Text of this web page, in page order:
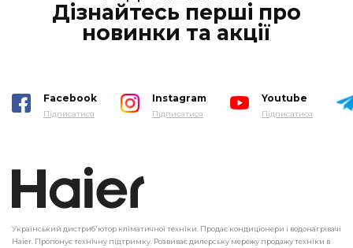
Дізнайтесь перші про
новинки та акції
Facebook
Підписатися
Instagram
Підписатися
Youtube
Підписатися
Український дистриб'ютор кліматичної техніки. Продає кондиціонери і водонагрівачі
Haier. Пропонує технічну підтримку. Розвиває дилерську мережу продажу техніки в